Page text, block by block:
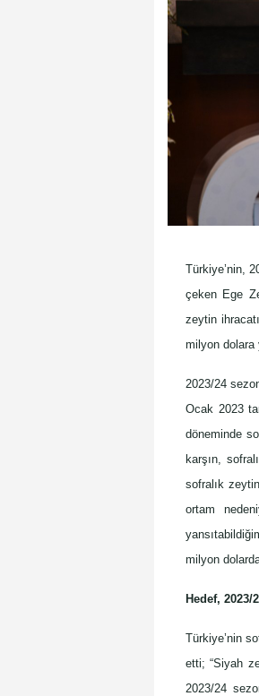
Türkiye’nin,
çeken Ege
zeytin
milyon dolara
2023/24
Ocak 2023
döneminde
karşın,
sofralık
ortam
milyon
Hedef,
Türkiye’nin
etti; “Siyah
2023/24